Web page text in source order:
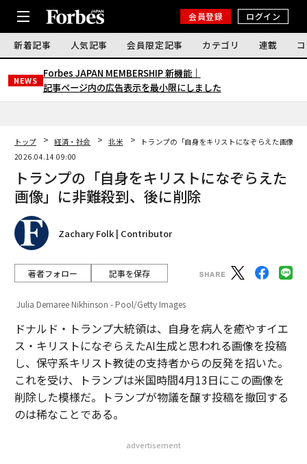
会員登録 ログイン
新着記事 人気記事 会員限定記事 カテゴリ 連載
NEWS
Forbes JAPAN MEMBERSHIP 新機能｜
記事ページ内の広告表示を最小限にしました
トップ 経済・社会 北米
トランプの「自身をキリストになぞらえた画像」
2026.04.14 09:00
トランプの「自身をキリストになぞらえた
画像」に非難殺到、後に削除
Zachary Folk | Contributor
著者フォロー 記事を保存
Julia Demaree Nikhinson - Pool/Getty Images
ドナルド・トランプ大統領は、自身を病人を癒やすイエ
ス・キリストになぞらえたAI生成と思われる画像を投稿
し、保守系キリスト教徒の支持者からの反発を招いた。
これを受け、トランプは米国時間4月13日にこの画像を
削除した模様だ。トランプが物議を醸す投稿を撤回する
のは稀なことである。
advertisement